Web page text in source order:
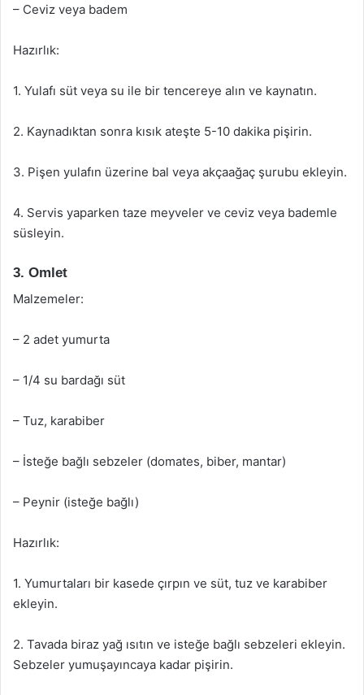
– Ceviz veya badem
Hazırlık:
1. Yulafı süt veya su ile bir tencereye alın ve kaynatın.
2. Kaynadıktan sonra kısık ateşte 5-10 dakika pişirin.
3. Pişen yulafın üzerine bal veya akçaağaç şurubu ekleyin.
4. Servis yaparken taze meyveler ve ceviz veya bademle
süsleyin.
3. Omlet
Malzemeler:
– 2 adet yumurta
– 1/4 su bardağı süt
– Tuz, karabiber
– İsteğe bağlı sebzeler (domates, biber, mantar)
– Peynir (isteğe bağlı)
Hazırlık:
1. Yumurtaları bir kasede çırpın ve süt, tuz ve karabiber
ekleyin.
2. Tavada biraz yağ ısıtın ve isteğe bağlı sebzeleri ekleyin.
Sebzeler yumuşayıncaya kadar pişirin.